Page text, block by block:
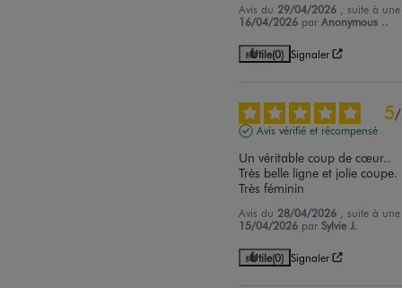
Avis du 29/04/2026
, suite à
16/04/2026 parAnonymous ..
Utile(0) Signaler
5/
Avis vérifié et récompensé
Un véritable coup de cœur..
Très belle ligne et jolie coupe.
Très féminin
Avis du 28/04/2026
, suite à
15/04/2026 par Sylvie J.
Utile(0) Signaler